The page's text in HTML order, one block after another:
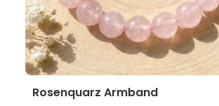
Rosenquarz Armband